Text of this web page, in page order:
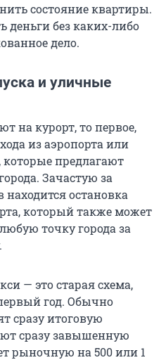
состояние квартиры.
деньги без каких-либо
дело.
и уличные
на курорт, то первое,
из аэропорта или
предлагают
Зачастую за
остановка
который также может
точку города за
— это старая схема,
год. Обычно
сразу итоговую
сразу завышенную
рыночную на 500 или 1